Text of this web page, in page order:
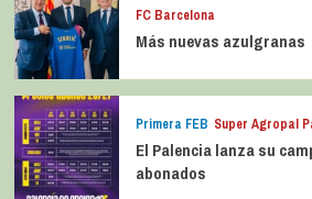
FC Barcelona
Más nuevas azulgranas
Primera FEB Super Agropal
El Palencia lanza su
abonados